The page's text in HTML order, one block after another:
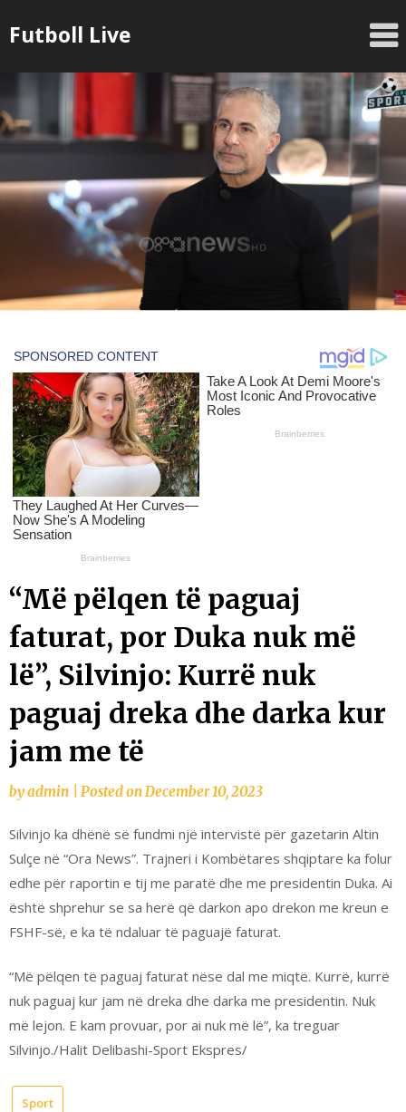
toFutboll Live
“Më pëlqen të paguaj
faturat, por Duka nuk më
lë”, Silvinjo: Kurrë nuk
paguaj dreka dhe darka kur
jam me të
byadmin Posted on December 10, 2023
Silvinjo ka dhënë së fundmi një intervistë për gazetarin Altin
Sulçe në “Ora News”. Trajneri i Kombëtares shqiptare ka folur
edhe për raportin e tij me paratë dhe me presidentin Duka. Ai
është shprehur se sa herë që darkon apo drekon me kreun e
FSHF-së, e ka të ndaluar të paguajë faturat.
“Më pëlqen të paguaj faturat nëse dal me miqtë. Kurrë, kurrë
nuk paguaj kur jam në dreka dhe darka me presidentin. Nuk
më lejon. E kam provuar, por ai nuk më lë”, ka treguar
Silvinjo./Halit Delibashi-Sport Ekspres/
Sport